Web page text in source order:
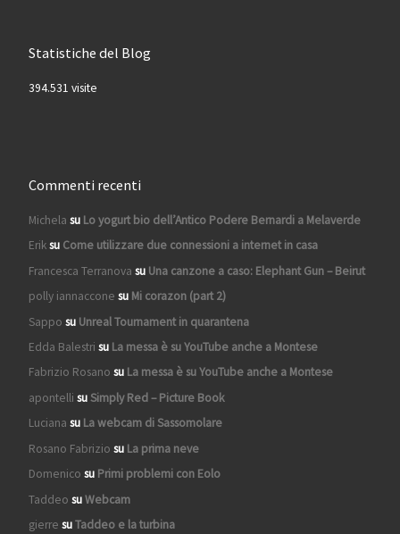
Statistiche del Blog
394.531 visite
Commenti recenti
Michela su Lo yogurt bio dell’Antico Podere Bernardi a Melaverde
Eriksu Come utilizzare due connessioni a internet in casa
Francesca Terranova su Una canzone a caso: Elephant Gun – Beirut
polly iannaccone su Mi corazon (part 2)
Sappo su Unreal Tournament in quarantena
Edda Balestri su La messa è su YouTube anche a Montese
Fabrizio Rosano su La messa è su YouTube anche a Montese
apontelli suSimply Red – Picture Book
Luciana su La webcam di Sassomolare
Rosano Fabrizio su La prima neve
Domenico su Primi problemi con Eolo
Taddeo suWebcam
gierre suTaddeo e la turbina